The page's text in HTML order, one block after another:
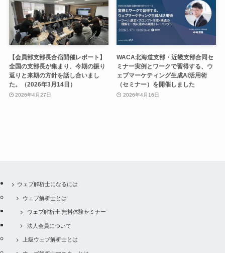
【会員部支部長合宿開催レポート】
全国の支部長が集まり、今期の振り
返りと来期の方針を話し合いまし
た。（2026年3月14日）
2026年4月27日
WACA北海道支部・近畿支部合同セ
ミナー実例とワークで習得する、ウ
ェブマーケティング生成AI活用術
（セミナー）を開催しました
2026年4月16日
ウェブ解析士になるには
ウェブ解析士とは
ウェブ解析士 無料体験セミナー
法人会員について
上級ウェブ解析士とは